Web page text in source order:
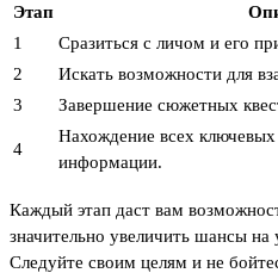
Этап
1
Сразиться с личом и его
2
Искать возможности для
3
Завершение сюжетных
4
Нахождение всех
информации.
Каждый этап даст вам
значительно увеличить шансы
Следуйте своим целям и не